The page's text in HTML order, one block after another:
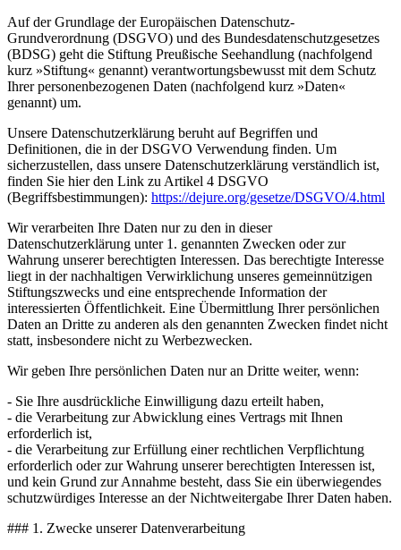
Auf der Grundlage der Europäischen Datenschutz-
Grundverordnung (DSGVO) und des Bundesdatenschutzgesetzes
(BDSG) geht die Stiftung Preußische Seehandlung (nachfolgend
kurz »Stiftung« genannt) verantwortungsbewusst mit dem Schutz
Ihrer personenbezogenen Daten (nachfolgend kurz »Daten«
genannt) um.
Unsere Datenschutzerklärung beruht auf Begriffen und
Definitionen, die in der DSGVO Verwendung finden. Um
sicherzustellen, dass unsere Datenschutzerklärung verständlich ist,
finden Sie hier den Link zu Artikel 4 DSGVO
(Begriffsbestimmungen): https://dejure.org/gesetze/DSGVO/4.html
Wir verarbeiten Ihre Daten nur zu den in dieser
Datenschutzerklärung unter 1. genannten Zwecken oder zur
Wahrung unserer berechtigten Interessen. Das berechtigte Interesse
liegt in der nachhaltigen Verwirklichung unseres gemeinnützigen
Stiftungszwecks und eine entsprechende Information der
interessierten Öffentlichkeit. Eine Übermittlung Ihrer persönlichen
Daten an Dritte zu anderen als den genannten Zwecken findet nicht
statt, insbesondere nicht zu Werbezwecken.
Wir geben Ihre persönlichen Daten nur an Dritte weiter, wenn:
- Sie Ihre ausdrückliche Einwilligung dazu erteilt haben,
- die Verarbeitung zur Abwicklung eines Vertrags mit Ihnen
erforderlich ist,
- die Verarbeitung zur Erfüllung einer rechtlichen Verpflichtung
erforderlich oder zur Wahrung unserer berechtigten Interessen ist,
und kein Grund zur Annahme besteht, dass Sie ein überwiegendes
schutzwürdiges Interesse an der Nichtweitergabe Ihrer Daten haben.
### 1. Zwecke unserer Datenverarbeitung